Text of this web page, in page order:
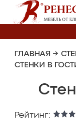
ГЛАВНАЯ →
СТЕНКИ В
Рейтинг: